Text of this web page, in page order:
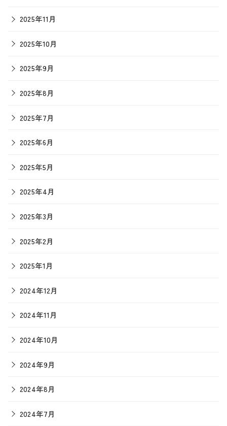
2025年11月
2025年10月
2025年9月
2025年8月
2025年7月
2025年6月
2025年5月
2025年4月
2025年3月
2025年2月
2025年1月
2024年12月
2024年11月
2024年10月
2024年9月
2024年8月
2024年7月